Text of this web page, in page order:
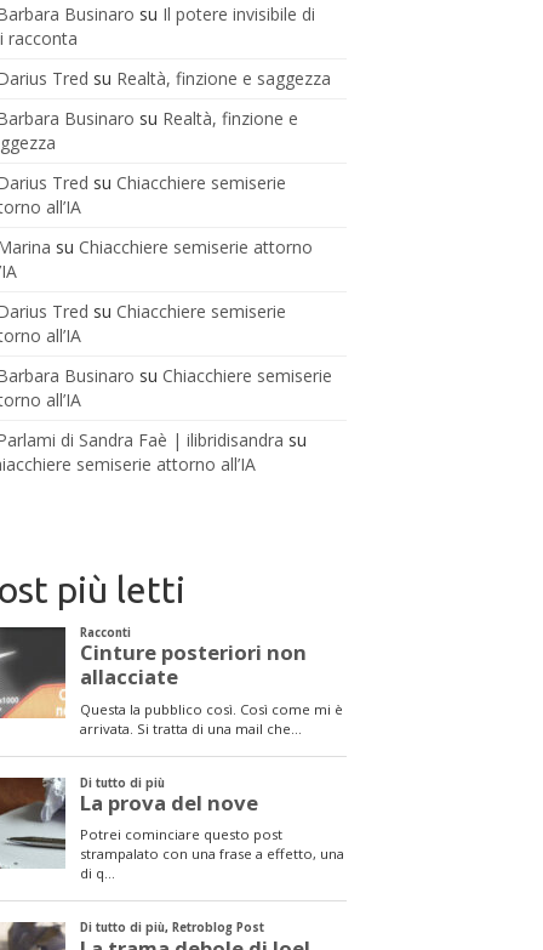
Businaro su Il potere invisibile di
racconta
Tred su Realtà, finzione e saggezza
Businaro su Realtà, finzione e
Tred suChiacchiere semiserie
all’IA
suChiacchiere semiserie attorno
Tred suChiacchiere semiserie
all’IA
Businaro suChiacchiere semiserie
all’IA
di Sandra Faè | ilibridisandra su
semiserie attorno all’IA
più letti